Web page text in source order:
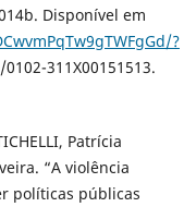
Disponível em
?
311X00151513.
Patrícia
“A violência
políticas públicas